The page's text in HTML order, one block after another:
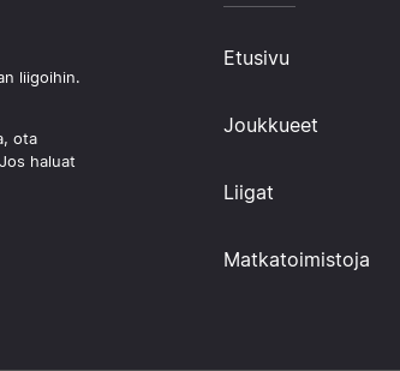
liigoihin.
ota
haluat
Etusivu
Joukkueet
Liigat
Matkatoimistoja